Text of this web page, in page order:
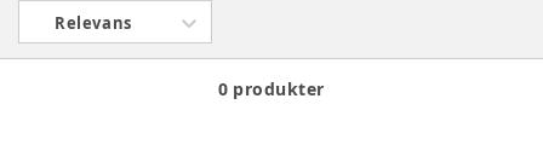
Relevans
0 produkter